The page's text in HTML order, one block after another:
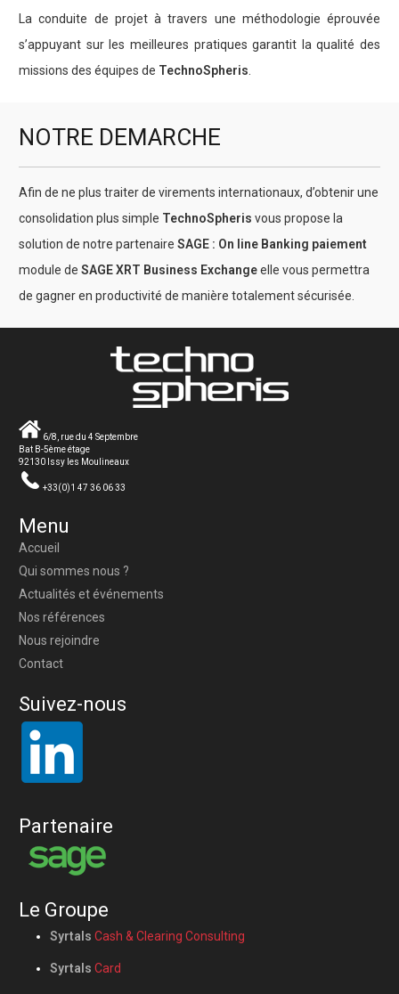
La conduite de projet à travers une méthodologie éprouvée
s’appuyant sur les meilleures pratiques garantit la qualité des
missions des équipes de TechnoSpheris
NOTRE DEMARCHE
Afin de ne plus traiter de virements internationaux, d’obtenir une
consolidation plus simple TechnoSpheris vous propose la
solution de notre partenaire SAGE : On line Banking paiement
module de SAGE XRT Business Exchangeelle vous permettra
de gagner en productivité de manière totalement sécurisée.
6/8, rue du 4 Septembre
Bat B-5ème étage
92130 Issy les Moulineaux
+33(0)1 47 36 06 33
Menu
Accueil
Qui sommes nous ?
Actualités et événements
Nos références
Nous rejoindre
Contact
Suivez-nous
Partenaire
Le Groupe
Syrtals Cash & Clearing Consulting
Syrtals Card